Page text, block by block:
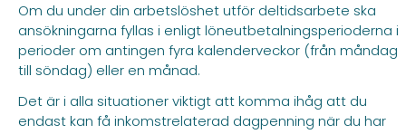
Om du under din arbetslöshet utför deltidsarbete ska
ansökningarna fyllas i enligt löneutbetalningsperioderna i
perioder om antingen fyra kalenderveckor (från måndag
till söndag) eller en månad.
Det är i alla situationer viktigt att komma ihåg att du
endast kan få inkomstrelaterad dagpenning när du har